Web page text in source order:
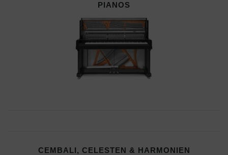
PIANOS
CEMBALI, CELESTEN & HARMONIEN